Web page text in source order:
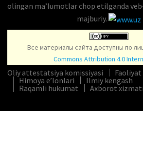
olingan maʼlumotlar chop etilganda
majburiy.
Все материалы сайта доступны по
Commons Attribution 4.0
Oliy attestatsiya komissiyasi Faoliyat
Himoya e’lonlari
Ilmiy kengash
Raqamli hukumat
Axborot xizmati